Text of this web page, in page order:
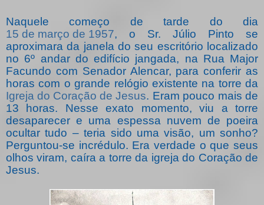
Naquele começo de tarde do dia
15 de março de 1957, o Sr. Júlio Pinto se
aproximara da janela do seu escritório localizado
no 6º andar do edifício jangada, na Rua Major
Facundo com Senador Alencar, para conferir as
horas com o grande relógio existente na torre da
Igreja do Coração de Jesus. Eram pouco mais de
13 horas. Nesse exato momento, viu a torre
desaparecer e uma espessa nuvem de poeira
ocultar tudo – teria sido uma visão, um sonho?
Perguntou-se incrédulo. Era verdade o que seus
olhos viram, caíra a torre da igreja do Coração de
Jesus.